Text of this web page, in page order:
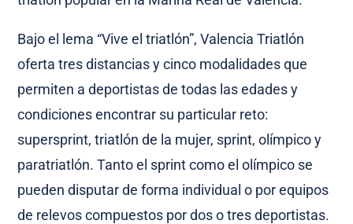
Bajo el lema “Vive el triatlón”, Valencia Triatlón
oferta tres distancias y cinco modalidades que
permiten a deportistas de todas las edades y
condiciones encontrar su particular reto:
supersprint, triatlón de la mujer, sprint, olímpico y
paratriatlón. Tanto el sprint como el olímpico se
pueden disputar de forma individual o por equipos
de relevos compuestos por dos o tres deportistas.